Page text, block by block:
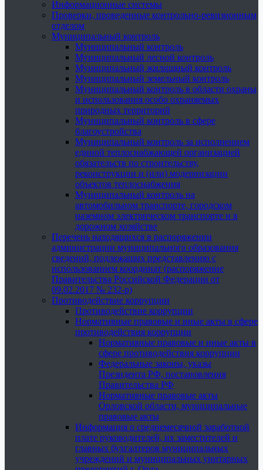
Информационные системы
Проверки, проведенные контрольно-ревизионным
отделом
Муниципальный контроль
Муниципальный контроль
Муниципальный лесной контроль
Муниципальный жилищный контроль
Муниципальный земельный контроль
Муниципальный контроль в области охраны
и использования особо охраняемых
природных территорий
Муниципальный контроль в сфере
благоустройства
Муниципальный контроль за исполнением
единой теплоснабжающей организацией
обязательств по строительству,
реконструкции и (или) модернизации
объектов теплоснабжения
Муниципальный контроль на
автомобильном транспорте, городском
наземном электрическом транспорте и в
дорожном хозяйстве
Перечень находящихся в распоряжении
администрации муниципального образования
сведений, подлежащих представлению с
использованием координат (распоряжение
Правительства Российской Федерации от
09.02.2017 № 232-р)
Противодействие коррупции
Противодействие коррупции
Нормативные правовые и иные акты в сфере
противодействия коррупции
Нормативные правовые и иные акты в
сфере противодействия коррупции
Федеральные законы, указы
Президента РФ, постановления
Правительства РФ
Нормативные правовые акты
Орловской области, муниципальные
правовые акты
Информация о среднемесячной заработной
плате руководителей, их заместителей и
главных бухгалтеров муниципальных
учреждений и муниципальных унитарных